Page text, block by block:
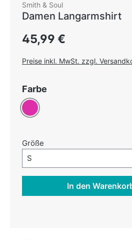
Smith & Soul
Damen Langarmshirt
Regulärer Preis:
45,99 €
Preise inkl. MwSt. zzgl.
Farbe
Pink
Größe
Größe-Auswahl öffnen,
S
In den